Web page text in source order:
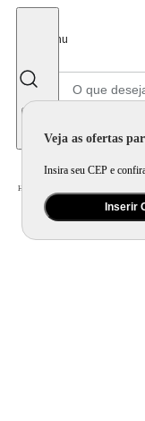
Menu
Veja as ofertas
Insira seu CEP e
Inserir
Home